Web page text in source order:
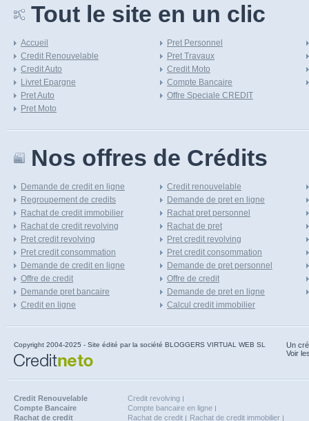
Tout le site en un clic
Accueil
Credit Renouvelable
Credit Auto
Livret Epargne
Pret Auto
Pret Moto
Pret Personnel
Pret Travaux
Credit Moto
Compte Bancaire
Offre Speciale CREDIT
Nos offres de Crédits
Demande de credit en ligne
Regroupement de credits
Rachat de credit immobilier
Rachat de credit revolving
Pret credit revolving
Pret credit consommation
Demande de credit en ligne
Offre de credit
Demande pret bancaire
Credit en ligne
Credit renouvelable
Demande de pret en ligne
Rachat pret personnel
Rachat de pret
Pret credit revolving
Pret credit consommation
Demande de pret personnel
Offre de credit
Demande de pret en ligne
Calcul credit immobilier
Copyright 2004-2025 - Site édité par la société BLOGGERS VIRTUAL WEB SL
Un
Voir
Credit Renouvelable
Credit revolving
Compte Bancaire
Compte bancaire en ligne
Rachat de credit
Rachat de credit Rachat de credit immobilier